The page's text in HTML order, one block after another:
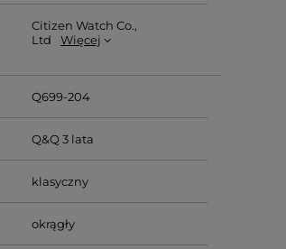
Citizen Watch Co.,
Ltd
Więcej
Q699-204
Q&Q 3 lata
klasyczny
okrągły